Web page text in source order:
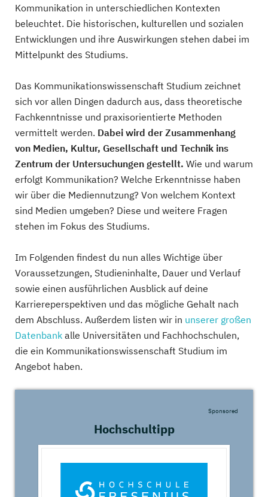
Kommunikation in unterschiedlichen Kontexten
beleuchtet. Die historischen, kulturellen und sozialen
Entwicklungen und ihre Auswirkungen stehen dabei im
Mittelpunkt des Studiums.
Das Kommunikationswissenschaft Studium zeichnet
sich vor allen Dingen dadurch aus, dass theoretische
Fachkenntnisse und praxisorientierte Methoden
vermittelt werden. Dabei wird der Zusammenhang
von Medien, Kultur, Gesellschaft und Technik ins
Zentrum der Untersuchungen gestellt. Wie und warum
erfolgt Kommunikation? Welche Erkenntnisse haben
wir über die Mediennutzung? Von welchem Kontext
sind Medien umgeben? Diese und weitere Fragen
stehen im Fokus des Studiums.
Im Folgenden findest du nun alles Wichtige über
Voraussetzungen, Studieninhalte, Dauer und Verlauf
sowie einen ausführlichen Ausblick auf deine
Karriereperspektiven und das mögliche Gehalt nach
dem Abschluss. Außerdem listen wir in unserer großen
Datenbank alle Universitäten und Fachhochschulen,
die ein Kommunikationswissenschaft Studium im
Angebot haben.
Hochschultipp
Sponsored